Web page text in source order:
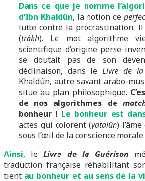
Dans ce que je nomme
d’Ibn Khaldûn, la notion de
lutte contre la procrastination.
(trâkh). Le mot algorithme
scientifique d’origine perse
se doutait pas de son
déclinaison, dans le Livre de la
Khaldûn, autre savant arabo-
situe au plan philosophique.
de nos algorithmes de
bonheur ! Le bonheur est
actes qui colorent (yatalûn)
sous l’œil de la conscience morale
Ainsi, le Livre de la Guérison
traduction française réhabilitant
tient au bonheur et au sens de la